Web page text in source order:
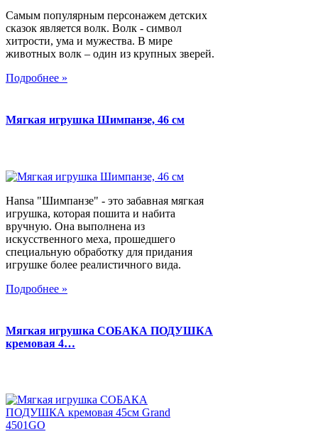
Самым популярным персонажем детских
сказок является волк. Волк - символ
хитрости, ума и мужества. В мире
животных волк – один из крупных зверей.
Подробнее »
Мягкая игрушка Шимпанзе, 46 см
Hansa "Шимпанзе" - это забавная мягкая
игрушка, которая пошита и набита
вручную. Она выполнена из
искусственного меха, прошедшего
специальную обработку для придания
игрушке более реалистичного вида.
Подробнее »
Мягкая игрушка СОБАКА ПОДУШКА
кремовая 4…